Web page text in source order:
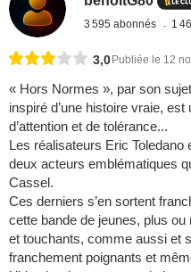
3 595 abonnés 1
3,0 Publiée le 12
« Hors Normes », par son
inspiré d’une histoire vraie,
d’attention et de tolérance...
Les réalisateurs Eric
deux acteurs emblématiques
Cassel.
Ces derniers s’en sortent
cette bande de jeunes, plus
et touchants, comme aussi et
franchement poignants et